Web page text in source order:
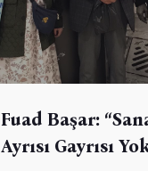
Fuad Başar:
Ayrısı Gayrısı